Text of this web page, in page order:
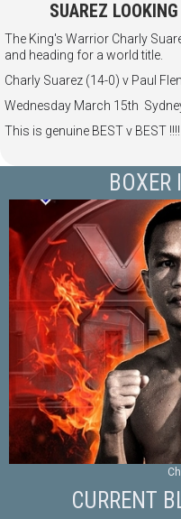
SUAREZ
The King's Warrior Charly
and heading for a world title.
Charly Suarez (14-0) v Paul
Wednesday March 15th
This is genuine BEST v BEST !!!!
CURRENT